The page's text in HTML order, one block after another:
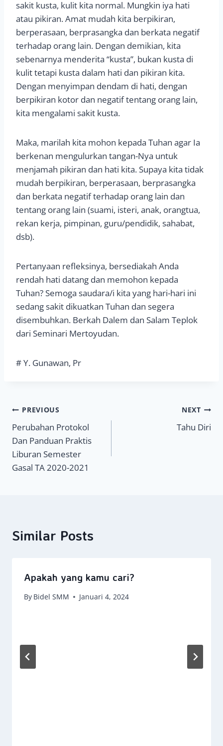
sakit kusta, kulit kita normal. Mungkin iya hati
atau pikiran. Amat mudah kita berpikiran,
berperasaan, berprasangka dan berkata negatif
terhadap orang lain. Dengan demikian, kita
sebenarnya menderita “kusta”, bukan kusta di
kulit tetapi kusta dalam hati dan pikiran kita.
Dengan menyimpan dendam di hati, dengan
berpikiran kotor dan negatif tentang orang lain,
kita mengalami sakit kusta.
Maka, marilah kita mohon kepada Tuhan agar Ia
berkenan mengulurkan tangan-Nya untuk
menjamah pikiran dan hati kita. Supaya kita tidak
mudah berpikiran, berperasaan, berprasangka
dan berkata negatif terhadap orang lain dan
tentang orang lain (suami, isteri, anak, orangtua,
rekan kerja, pimpinan, guru/pendidik, sahabat,
dsb).
Pertanyaan refleksinya, bersediakah Anda
rendah hati datang dan memohon kepada
Tuhan? Semoga saudara/i kita yang hari-hari ini
sedang sakit dikuatkan Tuhan dan segera
disembuhkan. Berkah Dalem dan Salam Teplok
dari Seminari Mertoyudan.
# Y. Gunawan, Pr
Navigasi
pos
PREVIOUS
Perubahan Protokol
Dan Panduan Praktis
Liburan Semester
Gasal TA 2020-2021
NEXT
Tahu Diri
Similar Posts
Apakah yang kamu cari?
By Bidel SMM Januari 4, 2024